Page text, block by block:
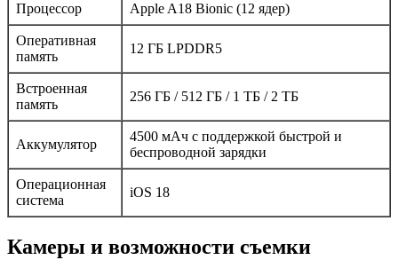
Процессор Apple A18 Bionic (12 ядер)
Оперативная
память
12 ГБ LPDDR5
Встроенная
память
256 ГБ / 512 ГБ / 1 ТБ / 2 ТБ
Аккумулятор
4500 мАч с поддержкой быстрой и
беспроводной зарядки
Операционная
система
iOS 18
Камеры и возможности съемки